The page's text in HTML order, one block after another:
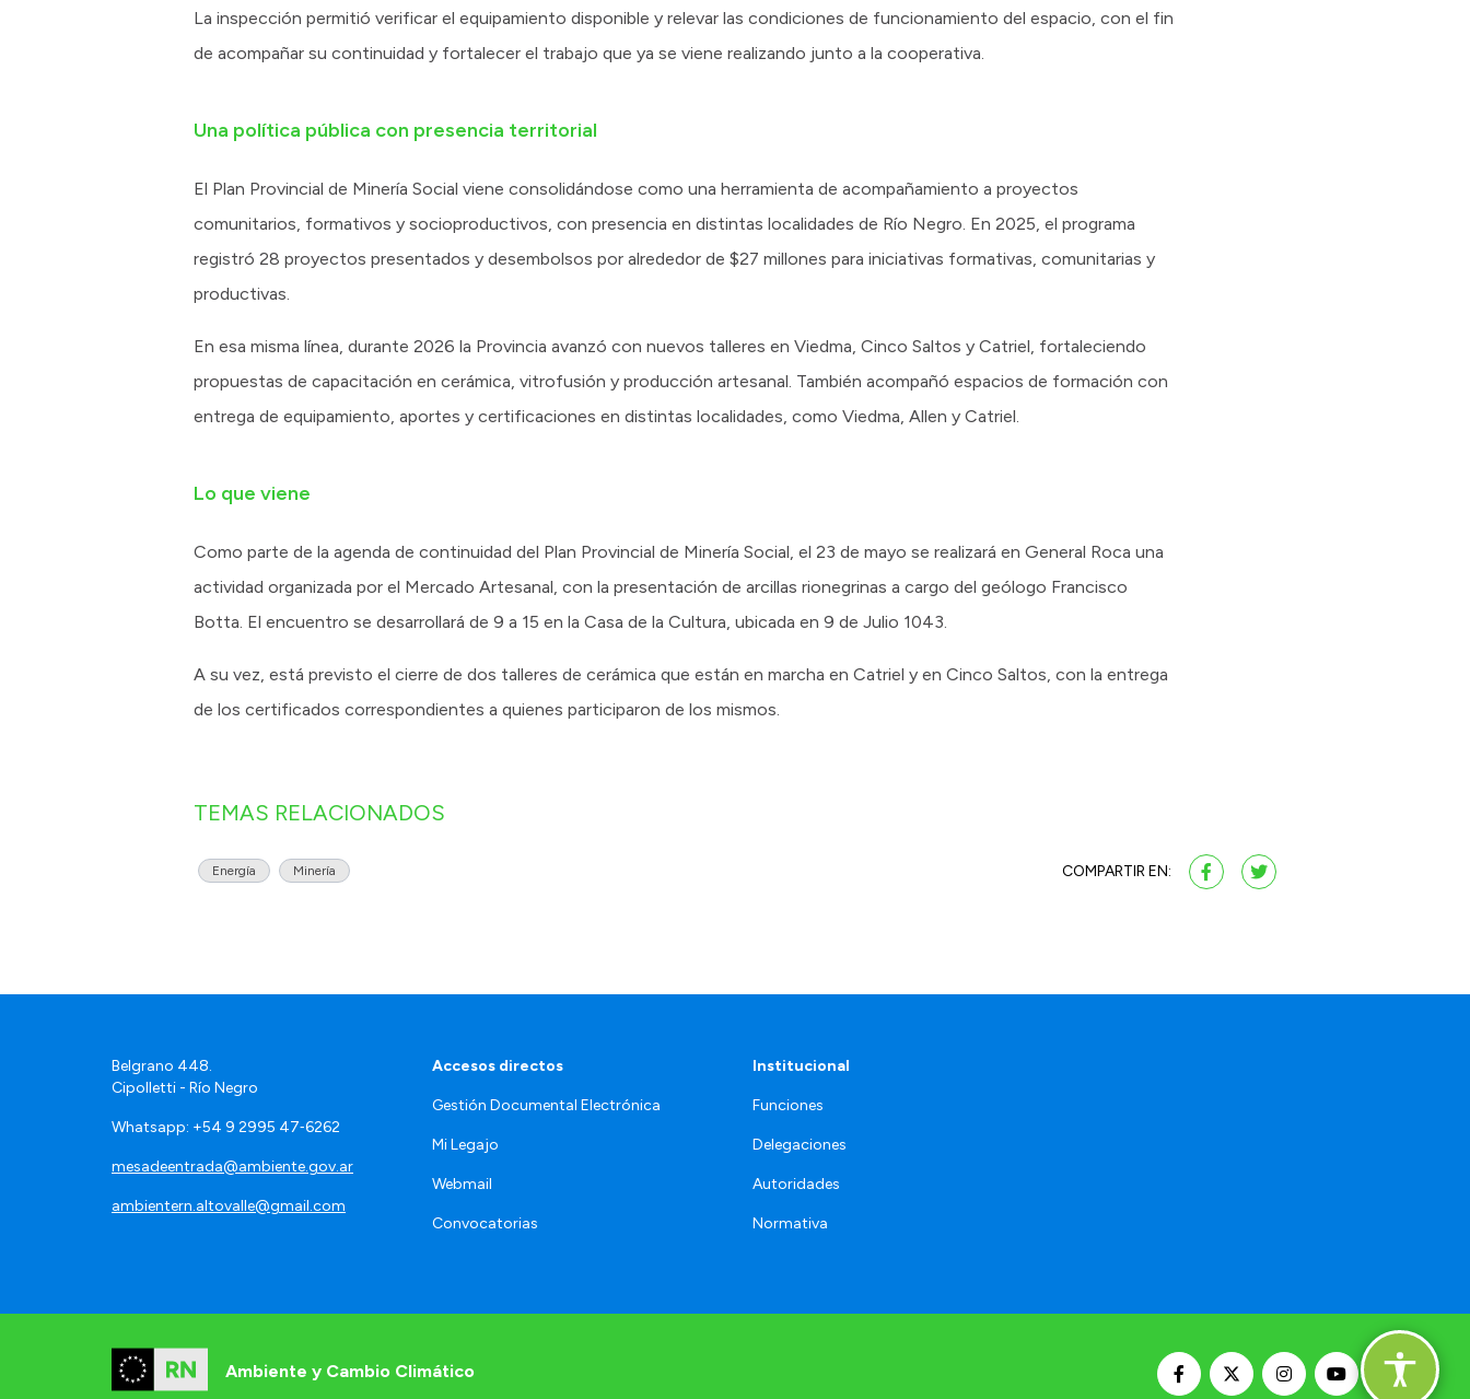
La inspección permitió verificar el equipamiento disponible y relevar las condiciones de funcionamiento del espacio, con el fin
de acompañar su continuidad y fortalecer el trabajo que ya se viene realizando junto a la cooperativa.
Una política pública con presencia territorial
El Plan Provincial de Minería Social viene consolidándose como una herramienta de acompañamiento a proyectos
comunitarios, formativos y socioproductivos, con presencia en distintas localidades de Río Negro. En 2025, el programa
registró 28 proyectos presentados y desembolsos por alrededor de $27 millones para iniciativas formativas, comunitarias y
productivas.
En esa misma línea, durante 2026 la Provincia avanzó con nuevos talleres en Viedma, Cinco Saltos y Catriel, fortaleciendo
propuestas de capacitación en cerámica, vitrofusión y producción artesanal. También acompañó espacios de formación con
entrega de equipamiento, aportes y certificaciones en distintas localidades, como Viedma, Allen y Catriel.
Lo que viene
Como parte de la agenda de continuidad del Plan Provincial de Minería Social, el 23 de mayo se realizará en General Roca una
actividad organizada por el Mercado Artesanal, con la presentación de arcillas rionegrinas a cargo del geólogo Francisco
Botta. El encuentro se desarrollará de 9 a 15 en la Casa de la Cultura, ubicada en 9 de Julio 1043.
A su vez, está previsto el cierre de dos talleres de cerámica que están en marcha en Catriel y en Cinco Saltos, con la entrega
de los certificados correspondientes a quienes participaron de los mismos.
TEMAS RELACIONADOS
Energía Minería COMPARTIR EN:
Belgrano 448.
Cipolletti - Río Negro
Whatsapp: +54 9 2995 47‑6262
mesadeentrada@ambiente.gov.ar
ambientern.altovalle@gmail.com
Accesos directos
Gestión Documental Electrónica
Mi Legajo
Webmail
Convocatorias
Institucional
Funciones
Delegaciones
Autoridades
Normativa
Ambiente y Cambio Climático